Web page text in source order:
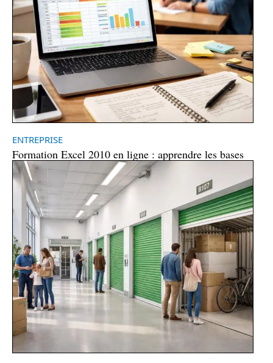
ENTREPRISE
Formation Excel 2010 en ligne : apprendre les bases